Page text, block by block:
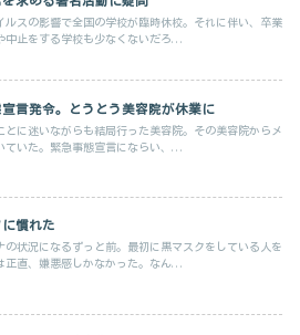
ルスの影響で全国の学校が臨時休校。それに伴い、卒業
中止をする学校も少なくないだろ...
宣言発令。とうとう美容院が休業に
とに迷いながらも結局行った美容院。その美容院からメ
ていた。緊急事態宣言にならい、...
慣れた
の状況になるずっと前。最初に黒マスクをしている人を
正直、嫌悪感しかなかった。なん...